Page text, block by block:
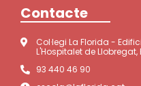
Contacte
Col·legi La Florida -
L'Hospitalet de
93 440 46 90